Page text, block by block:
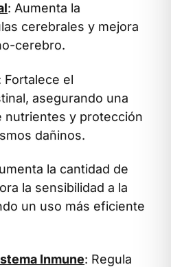
: Aumenta la
cerebrales y mejora
cerebro.
Fortalece el
asegurando una
nutrientes y protección
dañinos.
la cantidad de
la sensibilidad a la
un uso más eficiente
Inmune: Regula